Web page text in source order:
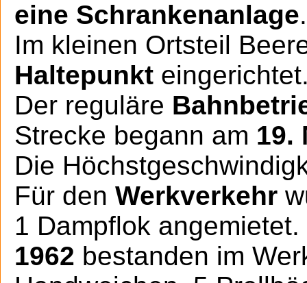
eine Schrankenanlage.
Im kleinen Ortsteil
Haltepunkt
Der reguläre
Strecke begann am 19.
Die
Für den Werkverkehr
1 Dampflok angemietet.
1962 bestanden im